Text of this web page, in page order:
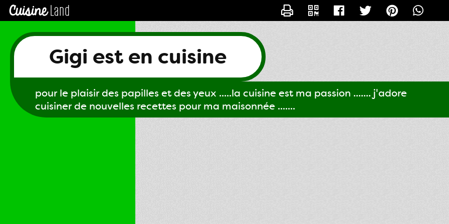
Gigi est en cuisine
pour le plaisir des papilles et des yeux .....la cuisine est ma passion ....... j'adore
cuisiner de nouvelles recettes pour ma maisonnée .......
CONTACTER GIGI61